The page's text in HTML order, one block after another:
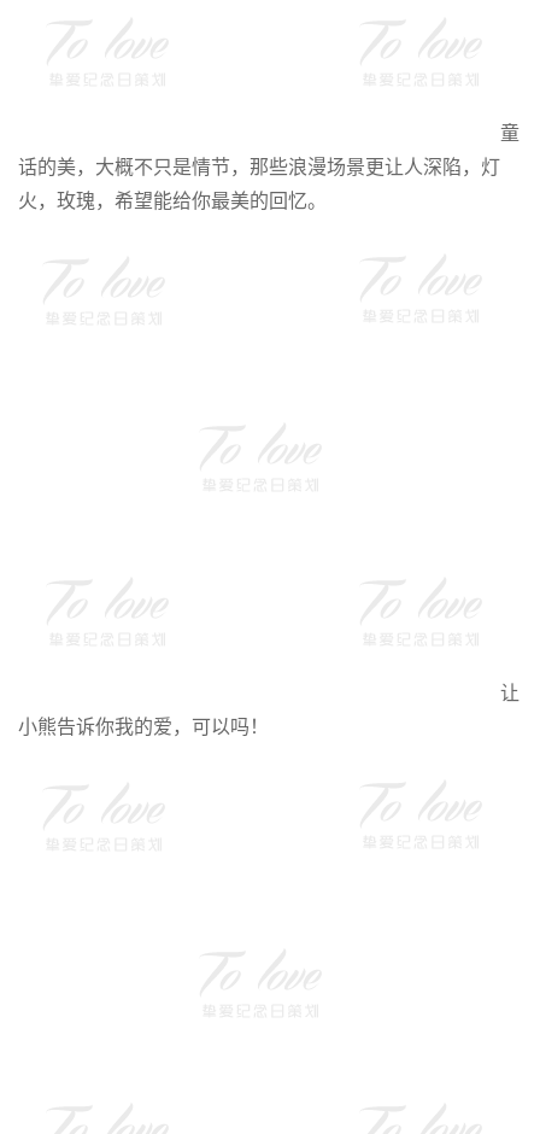
童
话的美，大概不只是情节，那些浪漫场景更让人深陷，灯
火，玫瑰，希望能给你最美的回忆。
让
小熊告诉你我的爱，可以吗！